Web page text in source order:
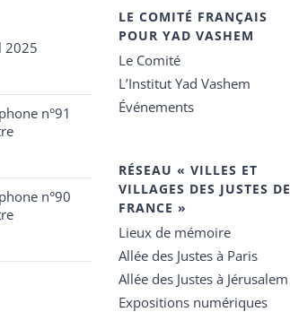
2025
n°91
n°90
LE COMITÉ FRANÇAIS
POUR YAD VASHEM
Le Comité
L’Institut Yad Vashem
Événements
RÉSEAU « VILLES ET
VILLAGES DES JUSTES DE
FRANCE »
Lieux de mémoire
Allée des Justes à Paris
Allée des Justes à Jérusalem
Expositions numériques